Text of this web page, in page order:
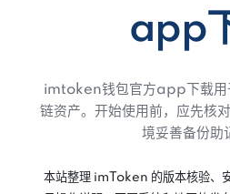
app
imtoken钱包官方app下载用
链资产。开始使用前，应先核
境妥善备份助
本站整理 imToken 的版本核验、